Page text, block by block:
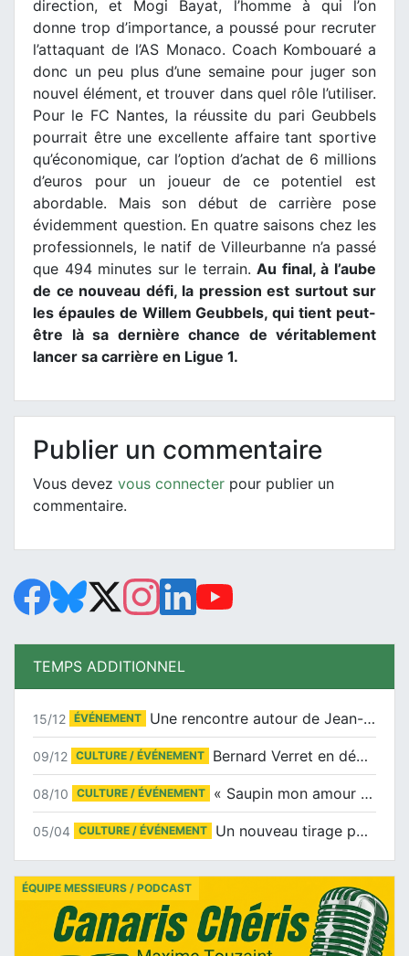
direction, et Mogi Bayat, l’homme à qui l’on
donne trop d’importance, a poussé pour recruter
l’attaquant de l’AS Monaco. Coach Kombouaré a
donc un peu plus d’une semaine pour juger son
nouvel élément, et trouver dans quel rôle l’utiliser.
Pour le FC Nantes, la réussite du pari Geubbels
pourrait être une excellente affaire tant sportive
qu’économique, car l’option d’achat de 6 millions
d’euros pour un joueur de ce potentiel est
abordable. Mais son début de carrière pose
évidemment question. En quatre saisons chez les
professionnels, le natif de Villeurbanne n’a passé
que 494 minutes sur le terrain.Au final, à l’aube
de ce nouveau défi, la pression est surtout sur
les épaules de Willem Geubbels, qui tient peut-
être là sa dernière chance de véritablement
lancer sa carrière en Ligue 1.
Publier un commentaire
Vous devez vous connecter pour publier un
commentaire.
TEMPS ADDITIONNEL
15/12 ÉVÉNEMENT Une rencontre autour de Jean-Claude Suaudeau
09/12 CULTURE / ÉVÉNEMENT Bernard Verret en dédicaces le samedi 13 décembre à l’Espace Culturel Atlantis
08/10 CULTURE / ÉVÉNEMENT « Saupin mon amour » au salon du livre de Trentemoult
05/04 CULTURE / ÉVÉNEMENT Un nouveau tirage pour le Docu-BD
ÉQUIPE MESSIEURS / PODCAST